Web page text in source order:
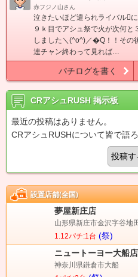
赤フジノ山さん
泣きたいほど遣られライバル
９ｋ目でアシュ祭で火が次何
しました＼(^o^)／�Q！！その
連チャン終わって見れば…
パチログを書く
CRアシュRUSH 掲示板
最近の投稿はありません。
CRアシュRUSHについて皆で語
投稿す
設置店舗(全国)
夢屋新庄店
山形県新庄市金沢字谷地
1.12パチ:1台 (祭)
ニュートーヨー大船
神奈川県鎌倉市大船